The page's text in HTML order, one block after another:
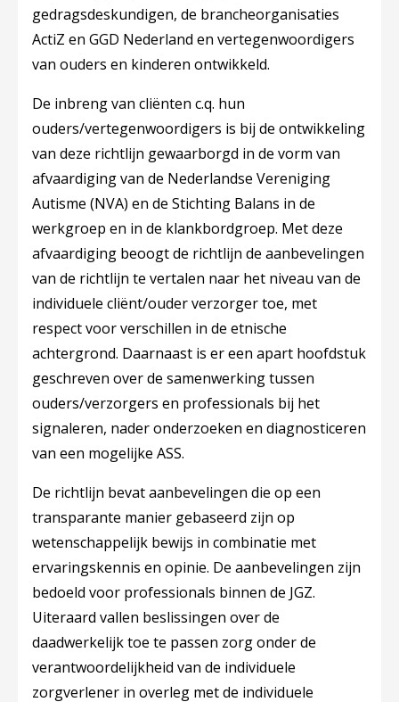
gedragsdeskundigen, de brancheorganisaties
ActiZ en GGD Nederland en vertegenwoordigers
van ouders en kinderen ontwikkeld.
De inbreng van cliënten c.q. hun
ouders/vertegenwoordigers is bij de ontwikkeling
van deze richtlijn gewaarborgd in de vorm van
afvaardiging van de Nederlandse Vereniging
Autisme (NVA) en de Stichting Balans in de
werkgroep en in de klankbordgroep. Met deze
afvaardiging beoogt de richtlijn de aanbevelingen
van de richtlijn te vertalen naar het niveau van de
individuele cliënt/ouder verzorger toe, met
respect voor verschillen in de etnische
achtergrond. Daarnaast is er een apart hoofdstuk
geschreven over de samenwerking tussen
ouders/verzorgers en professionals bij het
signaleren, nader onderzoeken en diagnosticeren
van een mogelijke ASS.
De richtlijn bevat aanbevelingen die op een
transparante manier gebaseerd zijn op
wetenschappelijk bewijs in combinatie met
ervaringskennis en opinie. De aanbevelingen zijn
bedoeld voor professionals binnen de JGZ.
Uiteraard vallen beslissingen over de
daadwerkelijk toe te passen zorg onder de
verantwoordelijkheid van de individuele
zorgverlener in overleg met de individuele